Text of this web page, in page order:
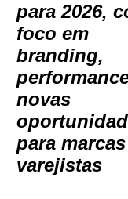
para 2026,
foco em
branding,
novas
para
varejistas